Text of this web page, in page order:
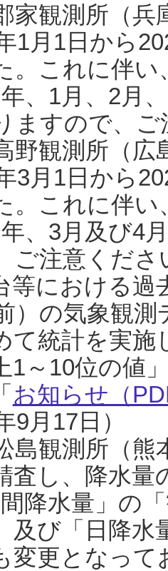
家観測所（
1月1日から
。これに伴い
、1月、2月
ますので、
野観測所（
3月1日から
。これに伴い
、3月及び4
ご注意くだ
等における過
）の気象観
て統計を実
1～10位の値
お知らせ（
9月17日）
島観測所（熊
査し、降水
間降水量」の
及び「日降
変更となっ